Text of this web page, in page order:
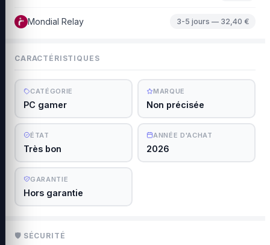
CARACTÉRISTIQUES
CATÉGORIE
PC gamer
MARQUE
Non précisée
ÉTAT
Très bon
ANNÉE D'ACHAT
2026
GARANTIE
Hors garantie
🛡 SÉCURITÉ
Mondial Relay 3-5 jours — 32,40 €